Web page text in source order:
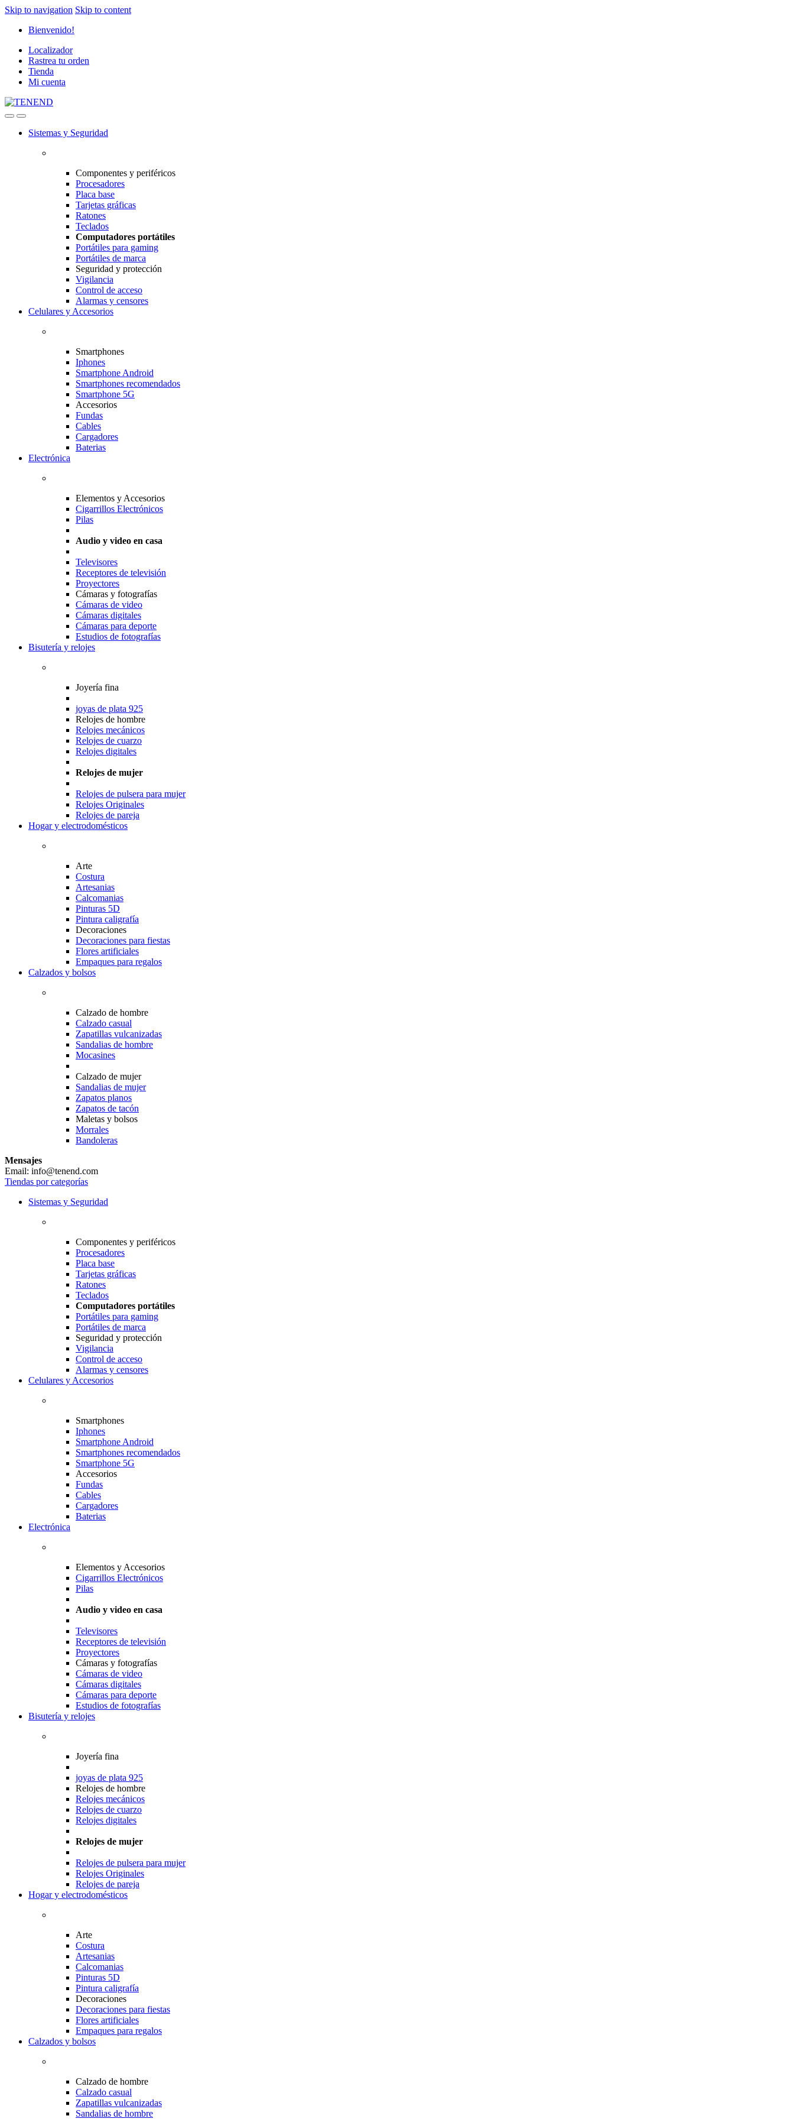
Skip to navigation Skip to content
Bienvenido!
Localizador
Rastrea tu orden
Tienda
Mi cuenta
Sistemas y Seguridad
Componentes y periféricos
Procesadores
Placa base
Tarjetas gráficas
Ratones
Teclados
Computadores portátiles
Portátiles para gaming
Portátiles de marca
Seguridad y protección
Vigilancia
Control de acceso
Alarmas y censores
Celulares y Accesorios
Smartphones
Iphones
Smartphone Android
Smartphones recomendados
Smartphone 5G
Accesorios
Fundas
Cables
Cargadores
Baterias
Electrónica
Elementos y Accesorios
Cigarrillos Electrónicos
Pilas
Audio y video en casa
Televisores
Receptores de televisión
Proyectores
Cámaras y fotografías
Cámaras de video
Cámaras digitales
Cámaras para deporte
Estudios de fotografías
Bisutería y relojes
Joyería fina
joyas de plata 925
Relojes de hombre
Relojes mecánicos
Relojes de cuarzo
Relojes digitales
Relojes de mujer
Relojes de pulsera para mujer
Relojes Originales
Relojes de pareja
Hogar y electrodomésticos
Arte
Costura
Artesanias
Calcomanias
Pinturas 5D
Pintura caligrafía
Decoraciones
Decoraciones para fiestas
Flores artificiales
Empaques para regalos
Calzados y bolsos
Calzado de hombre
Calzado casual
Zapatillas vulcanizadas
Sandalias de hombre
Mocasines
Calzado de mujer
Sandalias de mujer
Zapatos planos
Zapatos de tacón
Maletas y bolsos
Morrales
Bandoleras
Mensajes
Email: info@tenend.com
Tiendas por categorías
Sistemas y Seguridad
Componentes y periféricos
Procesadores
Placa base
Tarjetas gráficas
Ratones
Teclados
Computadores portátiles
Portátiles para gaming
Portátiles de marca
Seguridad y protección
Vigilancia
Control de acceso
Alarmas y censores
Celulares y Accesorios
Smartphones
Iphones
Smartphone Android
Smartphones recomendados
Smartphone 5G
Accesorios
Fundas
Cables
Cargadores
Baterias
Electrónica
Elementos y Accesorios
Cigarrillos Electrónicos
Pilas
Audio y video en casa
Televisores
Receptores de televisión
Proyectores
Cámaras y fotografías
Cámaras de video
Cámaras digitales
Cámaras para deporte
Estudios de fotografías
Bisutería y relojes
Joyería fina
joyas de plata 925
Relojes de hombre
Relojes mecánicos
Relojes de cuarzo
Relojes digitales
Relojes de mujer
Relojes de pulsera para mujer
Relojes Originales
Relojes de pareja
Hogar y electrodomésticos
Arte
Costura
Artesanias
Calcomanias
Pinturas 5D
Pintura caligrafía
Decoraciones
Decoraciones para fiestas
Flores artificiales
Empaques para regalos
Calzados y bolsos
Calzado de hombre
Calzado casual
Zapatillas vulcanizadas
Sandalias de hombre